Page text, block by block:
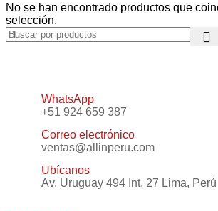
No se han encontrado productos que
selección.
WhatsApp
+51 924 659 387
Correo electrónico
ventas@allinperu.com
Ubícanos
Av. Uruguay 494 Int. 27 Lima, Perú